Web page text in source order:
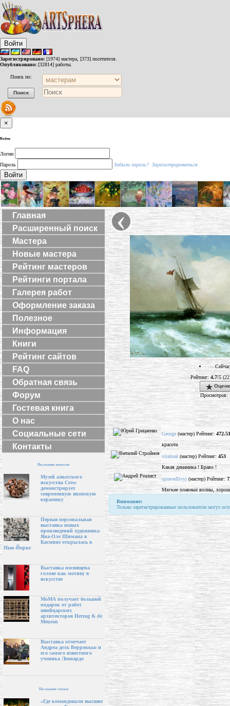
Войти
Зарегистрировано: [1974] мастера, [373] посетителя.
Опубликовано: [32814] работы.
Поиск по:
×
Войти
Логин
Пароль
Забыли пароль? Зарегистрироваться
Войти
Главная
Расширенный поиск
Мастера
Новые мастера
Рейтинг мастеров
Рейтинги портала
Галерея работ
Оформление заказа
Полезное
Информация
Книги
Рейтинг сайтов
FAQ
Обратная связь
Форум
Гостевая книга
О нас
Социальные сети
Контакты
Последние новости
Музей азиатского
искусства Crow
демонстрирует
современную японскую
керамику
Первая персональная
выставка новых
произведений художника
Яна-Оле Шимана в
Касмине открылась в
Нью-Йорке
Выставка посвящена
голове как мотиву в
искусстве
МоМА получает большой
подарок от работ
швейцарских
архитекторов Herzog & de
Meuron
Выставка отмечает
Андреа дель Верроккьо и
его самого известного
ученика Леонардо
Последние статьи
«Где командовали высшие
‹
Рейтинг:4.7/5 (22
Просмотров:
George (мастер) Рейтинг: 472.51
красота
vitalreal (мастер) Рейтинг: 453
Какая динамика ! Браво !
spravedlivyj (мастер) Рейтинг:
Мягкие плавные волны,
Внимание:
Только зарегистрированные пользователи могут